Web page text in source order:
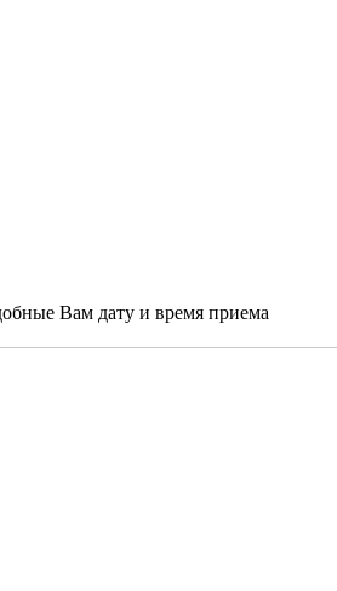
Вам дату и время приема